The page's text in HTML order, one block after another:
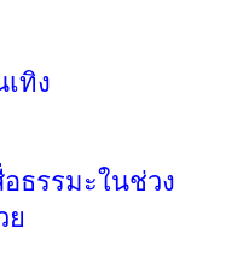
ทิง
ธรรมะในช่วง
ย